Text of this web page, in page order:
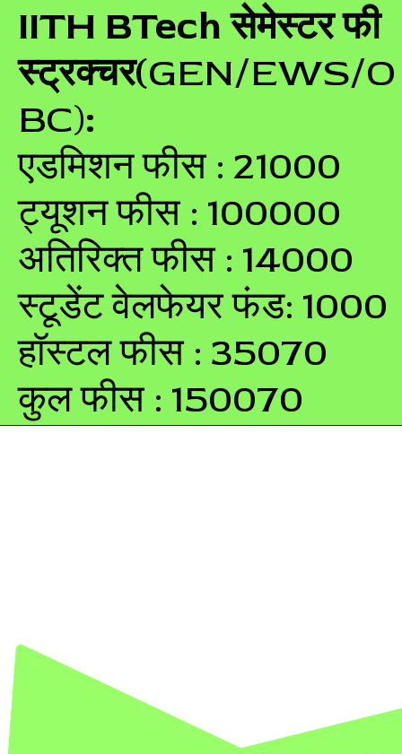
IITH BTech सेमेस्टर फी
स्ट्रक्चर(GEN/EWS/O
BC):
एडमिशन फीस : 21000
ट्यूशन फीस : 100000
अतिरिक्त फीस : 14000
स्टूडेंट वेलफेयर फंड: 1000
हॉस्टल फीस : 35070
कुल फीस : 150070